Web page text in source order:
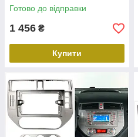
Готово до відправки
1 456 ₴
Купити